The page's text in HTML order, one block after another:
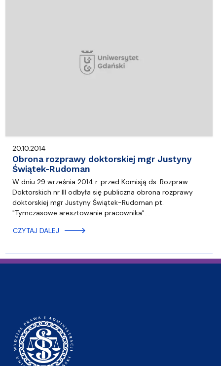
20.10.2014
Obrona rozprawy doktorskiej mgr Justyny
Świątek-Rudoman
W dniu 29 września 2014 r. przed Komisją ds. Rozpraw
Doktorskich nr III odbyła się publiczna obrona rozprawy
doktorskiej mgr Justyny Świątek-Rudoman pt.
"Tymczasowe aresztowanie pracownika".…
CZYTAJ DALEJ